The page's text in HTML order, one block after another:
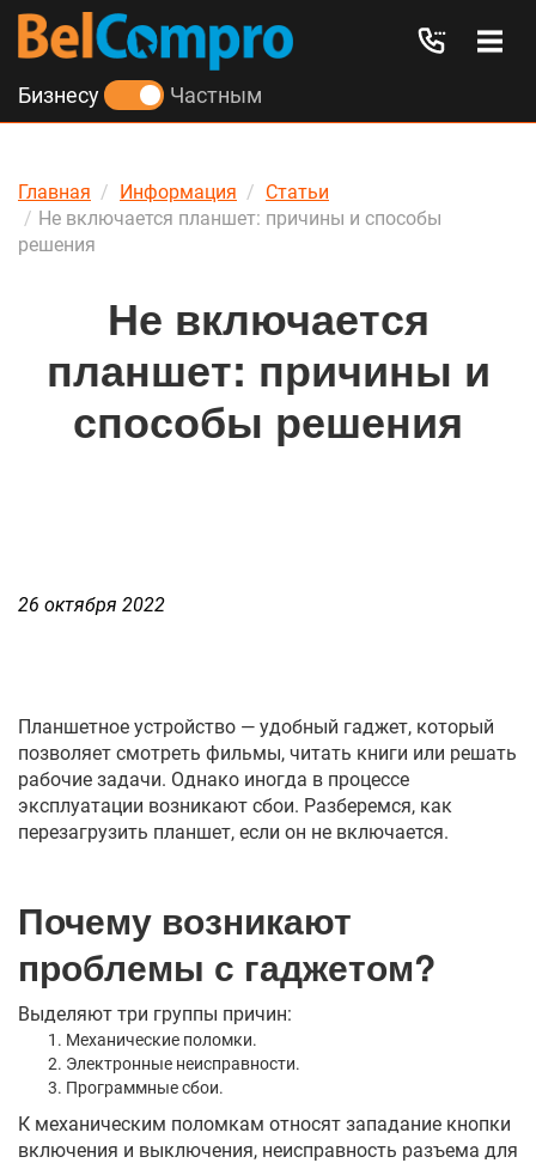
Бизнесу Частным
Главная Информация
Статьи
Не включается планшет: причины и способы
решения
Не включается
планшет: причины и
способы решения
26 октября 2022
Планшетное устройство — удобный гаджет, который
позволяет смотреть фильмы, читать книги или решать
рабочие задачи. Однако иногда в процессе
эксплуатации возникают сбои. Разберемся, как
перезагрузить планшет, если он не включается.
Почему возникают
проблемы с гаджетом?
Выделяют три группы причин:
Механические поломки.
Электронные неисправности.
Программные сбои.
К механическим поломкам относят западание кнопки
включения и выключения, неисправность разъема для